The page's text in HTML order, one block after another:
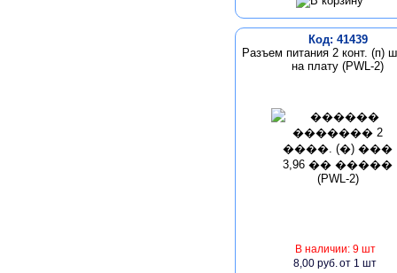
Код: 41439
Разъем питания 2 конт. (п)
на плату (PWL-2)
В наличии: 9 шт
8,00 руб.от 1 шт